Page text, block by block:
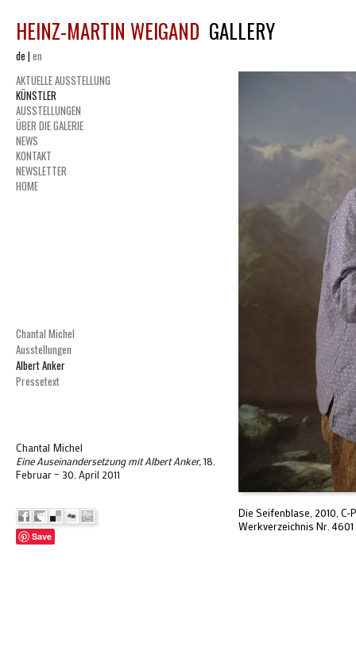
HEINZ-MARTIN WEIGAND GALLERY
de |en
AKTUELLE AUSSTELLUNG
KÜNSTLER
AUSSTELLUNGEN
ÜBER DIE GALERIE
NEWS
KONTAKT
NEWSLETTER
HOME
Chantal Michel
Ausstellungen
Albert Anker
Pressetext
Chantal Michel
Eine Auseinandersetzung mit Albert Anker,18.
Februar – 30. April 2011
Save
Die Seifenblase, 2010, C-
Werkverzeichnis Nr. 4601